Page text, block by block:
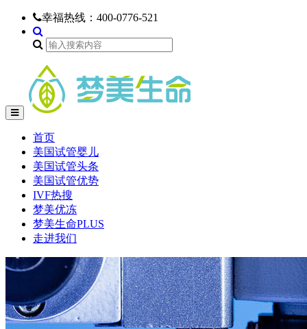
幸福热线： 400-0776-521
首页
美国试管婴儿
美国试管头条
美国试管优势
IVF热搜
梦美优冻
梦美生命PLUS
走进我们